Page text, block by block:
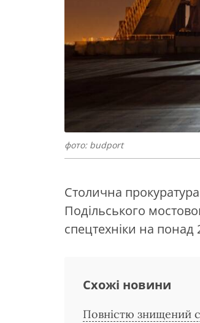
фото: budport
Столична прокуратура
Подільського
спецтехніки на
Схожі новини
Повністю знищений